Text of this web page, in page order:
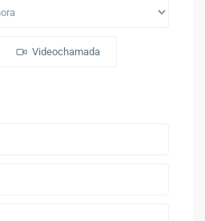
Videochamada